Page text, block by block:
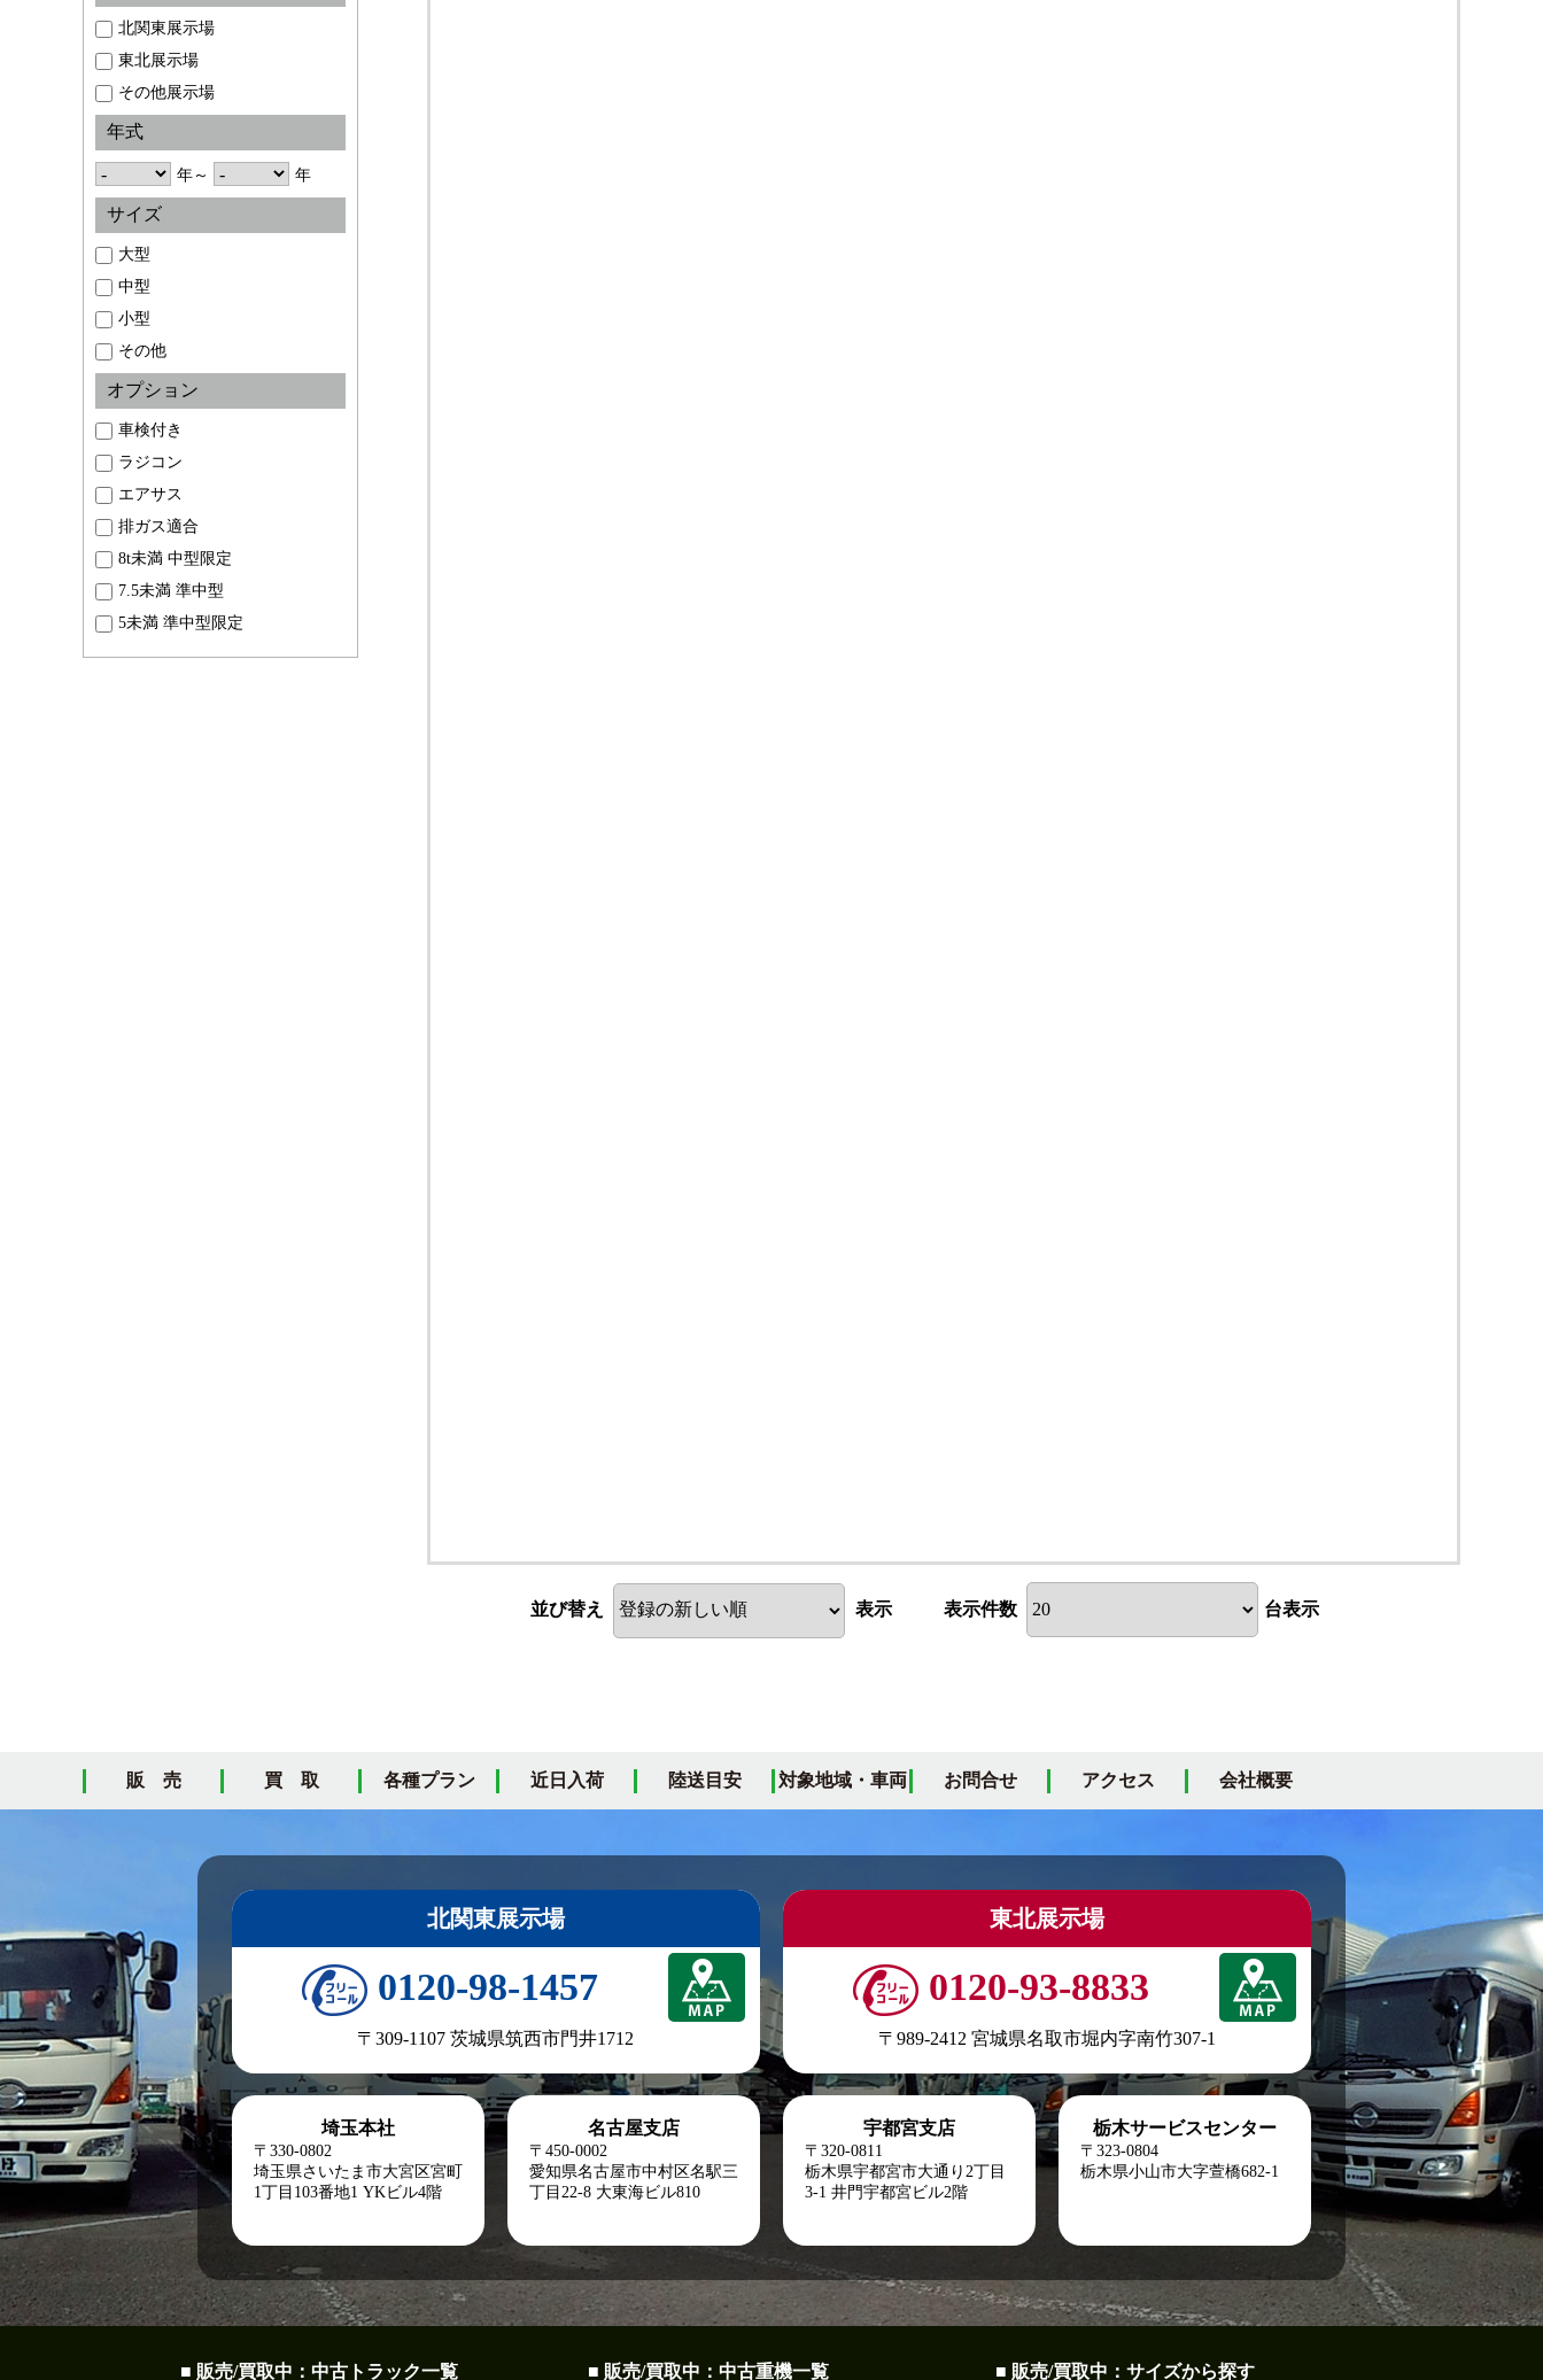
並び替え 表示 表示件数 台表示
北関東展示場
東北展示場
その他展示場
年式
年～ 年
サイズ
大型
中型
小型
その他
オプション
車検付き
ラジコン
エアサス
排ガス適合
8t未満 中型限定
7.5未満 準中型
5未満 準中型限定
販 売 買 取 各種プラン 近日入荷 陸送目安 対象地域・車両 お問合せ アクセス 会社概要
北関東展示場
0120-98-1457
〒309-1107 茨城県筑西市門井1712
東北展示場
0120-93-8833
〒989-2412 宮城県名取市堀内字南竹307-1
埼玉本社
〒330-0802
埼玉県さいたま市大宮区宮町
1丁目103番地1 YKビル4階
名古屋支店
〒450-0002
愛知県名古屋市中村区名駅三
丁目22-8 大東海ビル810
宇都宮支店
〒320-0811
栃木県宇都宮市大通り2丁目
3-1 井門宇都宮ビル2階
栃木サービスセンター
〒323-0804
栃木県小山市大字萱橋682-1
■ 販売/買取中：中古トラック一覧 ■ 販売/買取中：中古重機一覧 ■ 販売/買取中：サイズから探す